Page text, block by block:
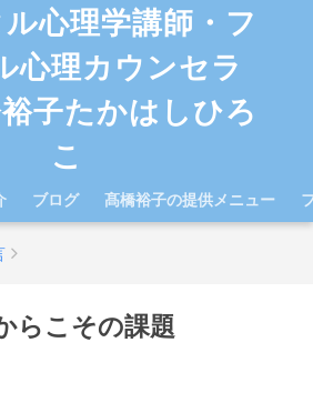
心理学講師・フ
心理カウンセラ
子たかはしひろ
こ
ブログ 髙橋裕子の提供メニュー
らこその課題